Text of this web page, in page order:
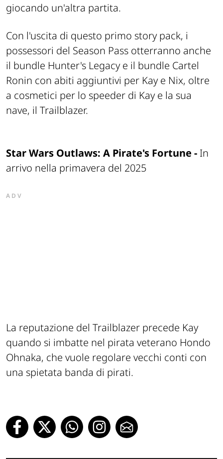
giocando un'altra partita.
Con l'uscita di questo primo story pack, i
possessori del Season Pass otterranno anche
il bundle Hunter's Legacy e il bundle Cartel
Ronin con abiti aggiuntivi per Kay e Nix, oltre
a cosmetici per lo speeder di Kay e la sua
nave, il Trailblazer.
Star Wars Outlaws: A Pirate's Fortune - In
arrivo nella primavera del 2025
ADV
La reputazione del Trailblazer precede Kay
quando si imbatte nel pirata veterano Hondo
Ohnaka, che vuole regolare vecchi conti con
una spietata banda di pirati.